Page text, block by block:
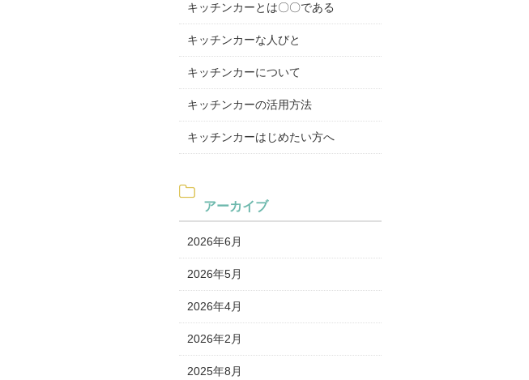
キッチンカーとは〇〇である
キッチンカーな人びと
キッチンカーについて
キッチンカーの活用方法
キッチンカーはじめたい方へ
アーカイブ
2026年6月
2026年5月
2026年4月
2026年2月
2025年8月